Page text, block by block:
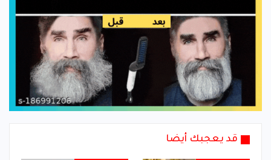
قد يعجبك أيضا